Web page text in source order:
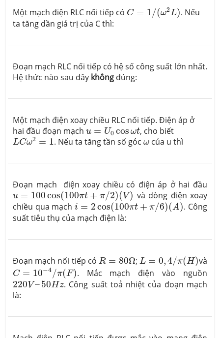
Một mạch điện RLC nối tiếp có C = 1/(ω2L)
C= ( ω2 L)
. Nếu
ta tăng dần giá trị của C thì:
Đoạn mạch RLC nối tiếp có hệ số công suất lớn nhất.
Hệ thức nào sau đây không đúng:
Một mạch điện xoay chiều RLC nối tiếp. Điện áp ở
hai đầu đoạn mạch u = U0 cos ωt
u=U0cosωt , cho biết
LCω2 = 1
LCω2= 1 . Nếu ta tăng tần số góc ω
ωcủa u thì
Đoạn mạch điện xoay chiều có điện áp ở hai đầu
u = 100cos(100πt + π/2)( V)
u=100cos(100πt+π/2)(V)
và dòng điện xoay
chiều qua mạch i = 2cos(100πt + π/6)(A)
i=2 cos(100πt+π/ 6)(A)
. Công
suất tiêu thụ của mạch điện là:
Đoạn mạch nối tiếp có R = 80Ω
R= 80Ω ; L = 0,4/π(H)
L= 4/ π (H) và
C = 10−4 /π(F)
C=10−4/π(F)
. Mắc mạch điện vào nguồn
220V– 50Hz
220V–50Hz . Công suất toả nhiệt của đoạn mạch
là: